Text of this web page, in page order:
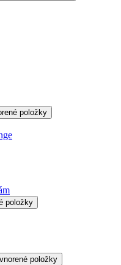
položky
položky
položky